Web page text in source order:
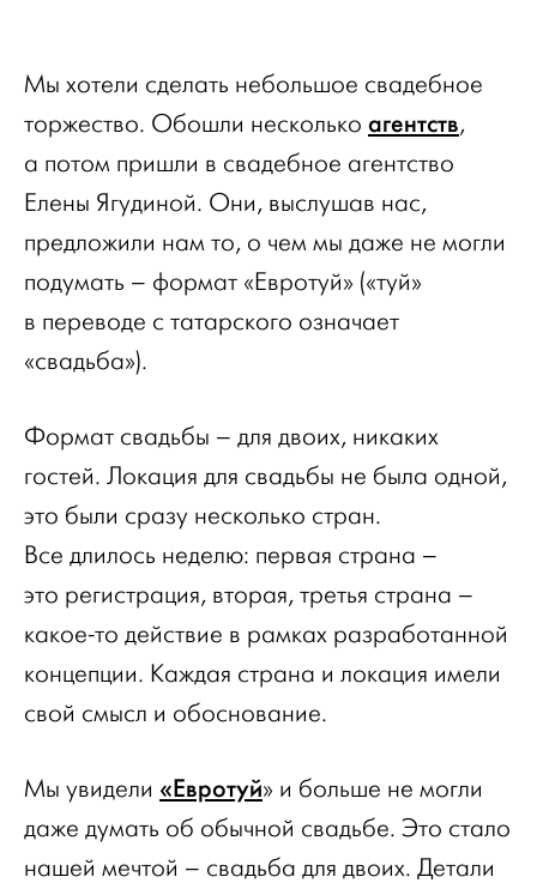
Мы хотели сделать небольшое свадебное
торжество. Обошли несколько агентств,
а потом пришли в свадебное агентство
Елены Ягудиной. Они, выслушав нас,
предложили нам то, о чем мы даже не могли
подумать – формат «Евротуй» («туй»
в переводе с татарского означает
«свадьба»).
Формат свадьбы – для двоих, никаких
гостей. Локация для свадьбы не была одной,
это были сразу несколько стран.
Все длилось неделю: первая страна –
это регистрация, вторая, третья страна –
какое-то действие в рамках разработанной
концепции. Каждая страна и локация имели
свой смысл и обоснование.
Мы увидели «Евротуй» и больше не могли
даже думать об обычной свадьбе. Это стало
нашей мечтой – свадьба для двоих. Детали